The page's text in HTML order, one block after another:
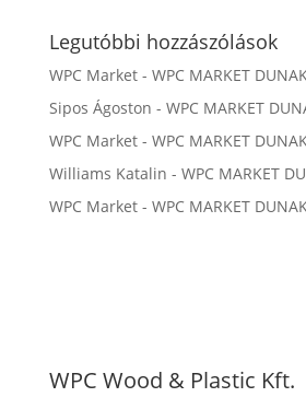
Legutóbbi hozzászólások
WPC Market- WPC MARKET
Sipos Ágoston - WPC MARKET
WPC Market- WPC MARKET
Williams Katalin - WPC MARKET
WPC Market- WPC MARKET
WPC Wood & Plastic Kft.